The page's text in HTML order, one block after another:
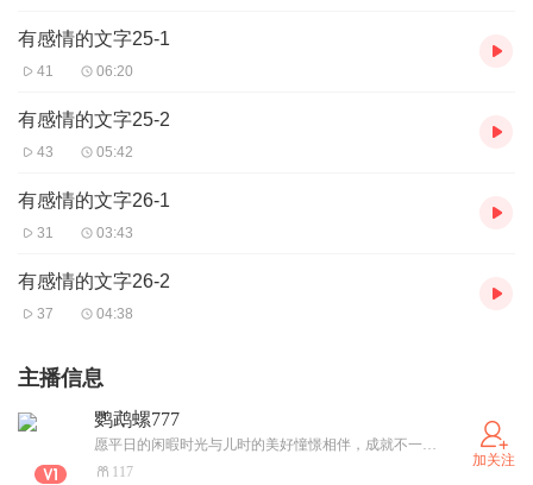
有感情的文字25-1
41 06:20
有感情的文字25-2
43 05:42
有感情的文字26-1
31 03:43
有感情的文字26-2
37 04:38
主播信息
鹦鹉螺777
愿平日的闲暇时光与儿时的美好憧憬相伴，成就不一样的我
117
加关注